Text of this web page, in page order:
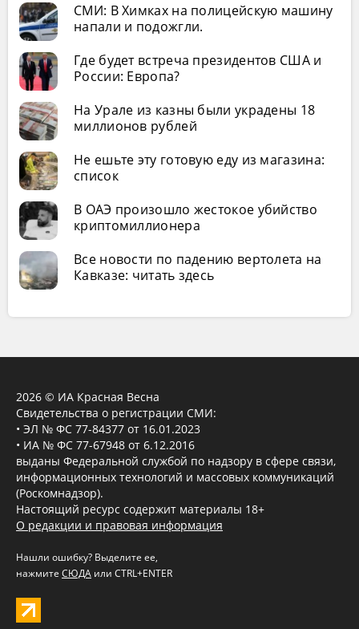
СМИ: В Химках на полицейскую машину
напали и подожгли.
Где будет встреча президентов США и
России: Европа?
На Урале из казны были украдены 18
миллионов рублей
Не ешьте эту готовую еду из магазина:
список
В ОАЭ произошло жестокое убийство
криптомиллионера
Все новости по падению вертолета на
Кавказе: читать здесь
2026 © ИА Красная Весна
Свидетельства о регистрации СМИ:
• ЭЛ № ФС 77-84377 от 16.01.2023
• ИА № ФС 77-67948 от 6.12.2016
выданы Федеральной службой по надзору в сфере связи,
информационных технологий и массовых коммуникаций
(Роскомнадзор).
Настоящий ресурс содержит материалы 18+
О редакции и правовая информация
Нашли ошибку? Выделите ее,
нажмите СЮДА или CTRL+ENTER